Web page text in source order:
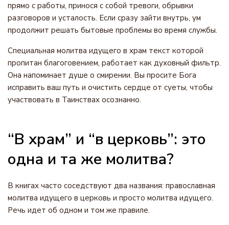
прямо с работы, принося с собой тревоги, обрывки
разговоров и усталость. Если сразу зайти внутрь, ум
продолжит решать бытовые проблемы во время службы.
Специальная молитва идущего в храм текст которой
пропитан благоговением, работает как духовный фильтр.
Она напоминает душе о смирении. Вы просите Бога
исправить ваш путь и очистить сердце от суеты, чтобы
участвовать в Таинствах осознанно.
“В храм” и “в церковь”: это
одна и та же молитва?
В книгах часто соседствуют два названия: православная
молитва идущего в церковь и просто молитва идущего.
Речь идет об одном и том же правиле.